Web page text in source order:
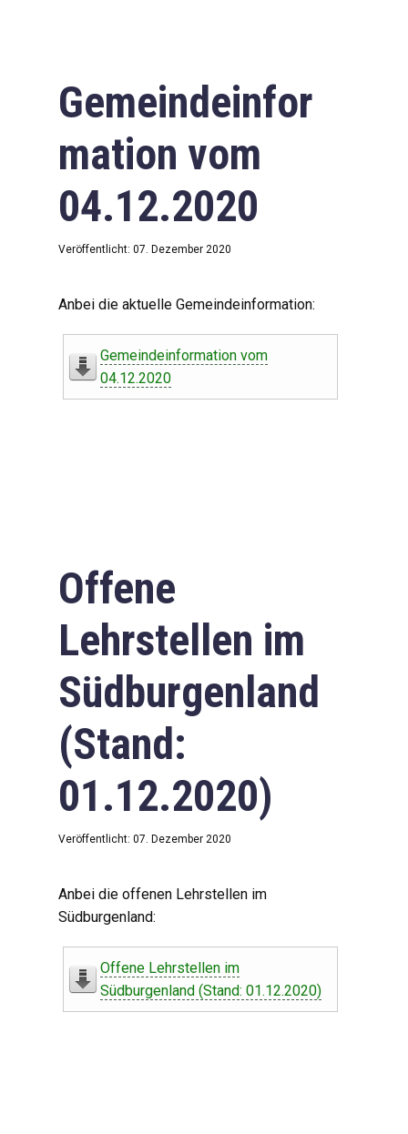
Gemeindeinfor
mation vom
04.12.2020
Veröffentlicht: 07. Dezember 2020
Anbei die aktuelle Gemeindeinformation:
Gemeindeinformation vom
04.12.2020
Offene
Lehrstellen im
Südburgenland
(Stand:
01.12.2020)
Veröffentlicht: 07. Dezember 2020
Anbei die offenen Lehrstellen im
Südburgenland:
Offene Lehrstellen im
Südburgenland (Stand: 01.12.2020)